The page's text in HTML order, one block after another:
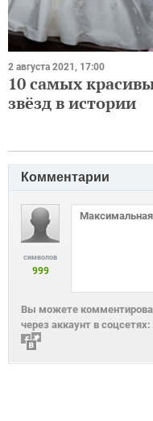
2 августа 2021, 17:00
10 самых
звёзд в истории
Комментарии
символов
999
Вы можете
через аккаунт в соцсетях: